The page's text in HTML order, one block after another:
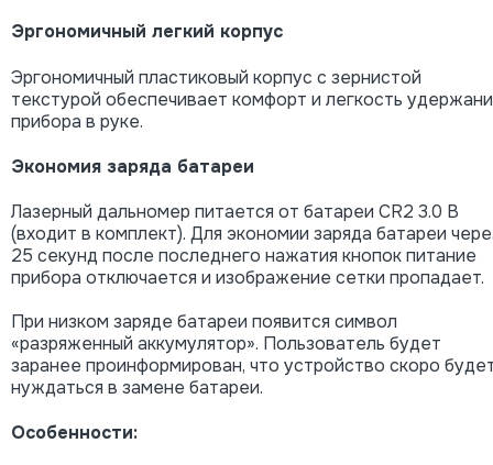
Эргономичный легкий корпус
Эргономичный пластиковый корпус с зернистой
текстурой обеспечивает комфорт и легкость
прибора в руке.
Экономия заряда батареи
Лазерный дальномер питается от батареи CR2 3.0 В
(входит в комплект). Для экономии заряда батареи
25 секунд после последнего нажатия кнопок питание
прибора отключается и изображение сетки пропадает.
При низком заряде батареи появится символ
«разряженный аккумулятор». Пользователь будет
заранее проинформирован, что устройство скоро
нуждаться в замене батареи.
Особенности: